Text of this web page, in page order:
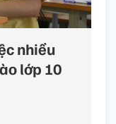
nhiều
lớp 10